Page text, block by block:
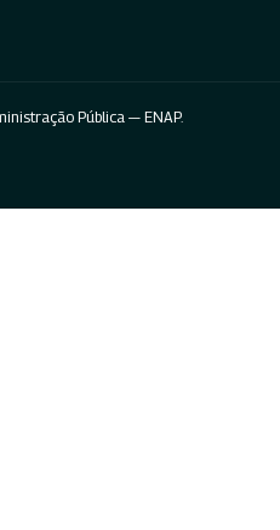
Pública — ENAP.